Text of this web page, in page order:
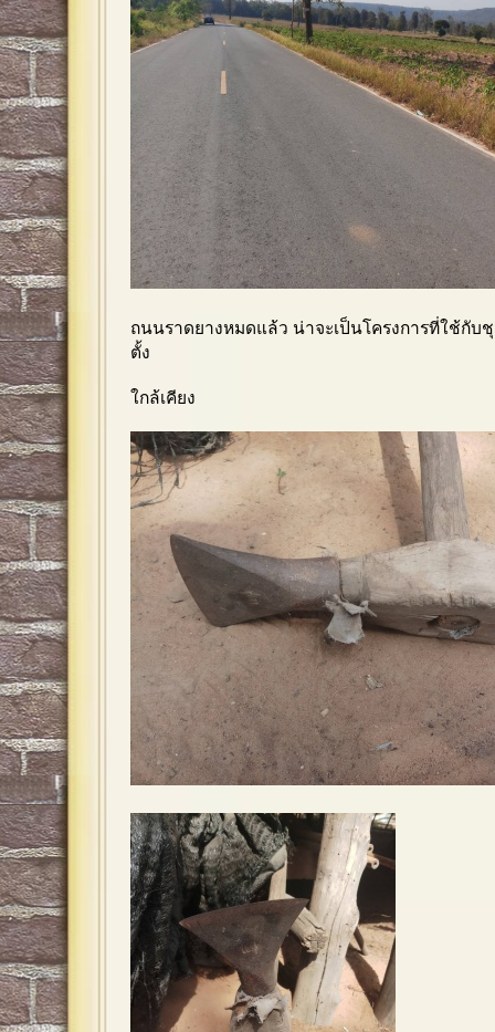
ถนนราดยางหมดแล้ว น่าจะเป็นโครงการที่ใช้กั
ตั้ง
ใกล้เคียง